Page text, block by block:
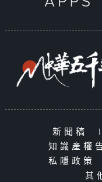
新聞稿 |
知識產權
私隱政策
其